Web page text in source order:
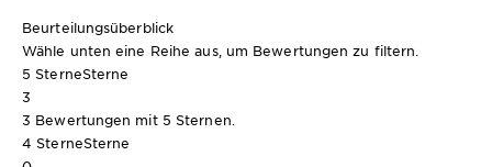
Beurteilungsüberblick
Wähle unten eine Reihe aus, um Bewertungen zu filtern.
5 SterneSterne
3
3 Bewertungen mit 5 Sternen.
4 SterneSterne